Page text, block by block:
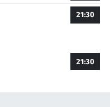
21:30
21:30